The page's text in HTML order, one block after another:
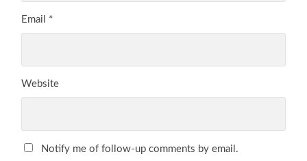
Email *
Website
Notify me of follow-up comments by email.